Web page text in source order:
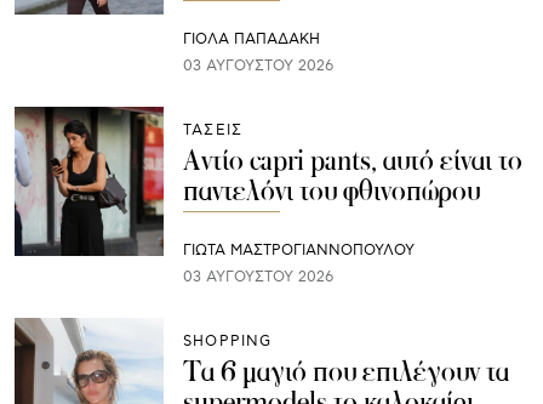
ΓΙΌΛΑ ΠΑΠΑΔΆΚΗ
03 ΑΥΓΟΎΣΤΟΥ 2026
ΤΑΣΕΙΣ
Αντίο capri pants, αυτό είναι το
παντελόνι του φθινοπώρου
ΓΙΩΤΑ ΜΑΣΤΡΟΓΙΑΝΝΟΠΟΥΛΟΥ
03 ΑΥΓΟΎΣΤΟΥ 2026
SHOPPING
Τα 6 μαγιό που επιλέγουν τα